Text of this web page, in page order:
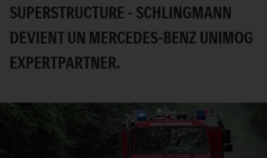
SUPERSTRUCTURE - SCHLINGMANN
DEVIENT UN MERCEDES-BENZ UNIMOG
EXPERTPARTNER.